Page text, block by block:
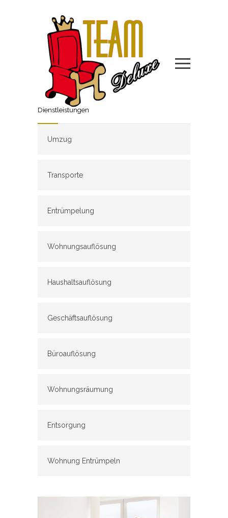
Dienstleistungen
Umzug
Transporte
Entrümpelung
Wohnungsauflösung
Haushaltsauflösung
Geschäftsauflösung
Büroauflösung
Wohnungsräumung
Entsorgung
Wohnung Entrümpeln